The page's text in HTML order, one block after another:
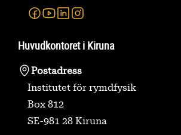
Facebook
Youtube
Linkedin
Huvudkontoret i Kiruna
Postadress
Institutet för rymdfysik
Box 812
SE-981 28 Kiruna